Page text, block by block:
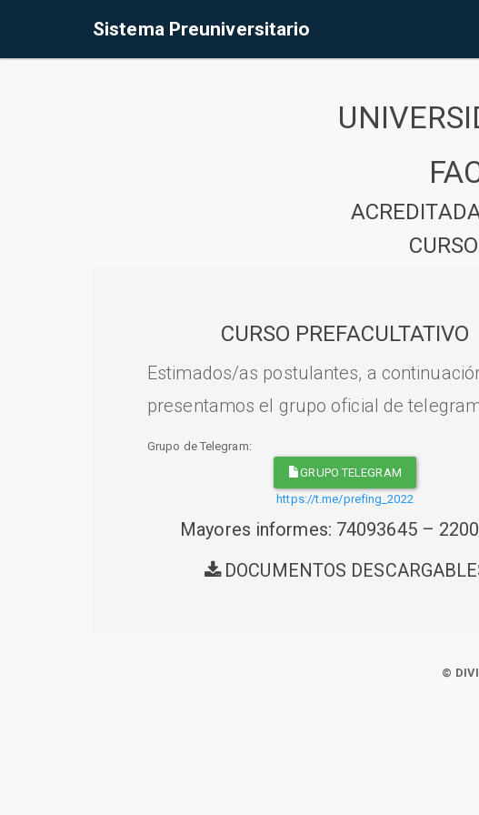
Sistema Preuniversitario
CURSO PREFACULTATIVO
Estimados/as postulantes, a
presentamos el grupo oficial de
Grupo de Telegram:
GRUPO TELEGRAM
https://t.me/prefing_2022
Mayores informes: 74093645 –
DOCUMENTOS
©